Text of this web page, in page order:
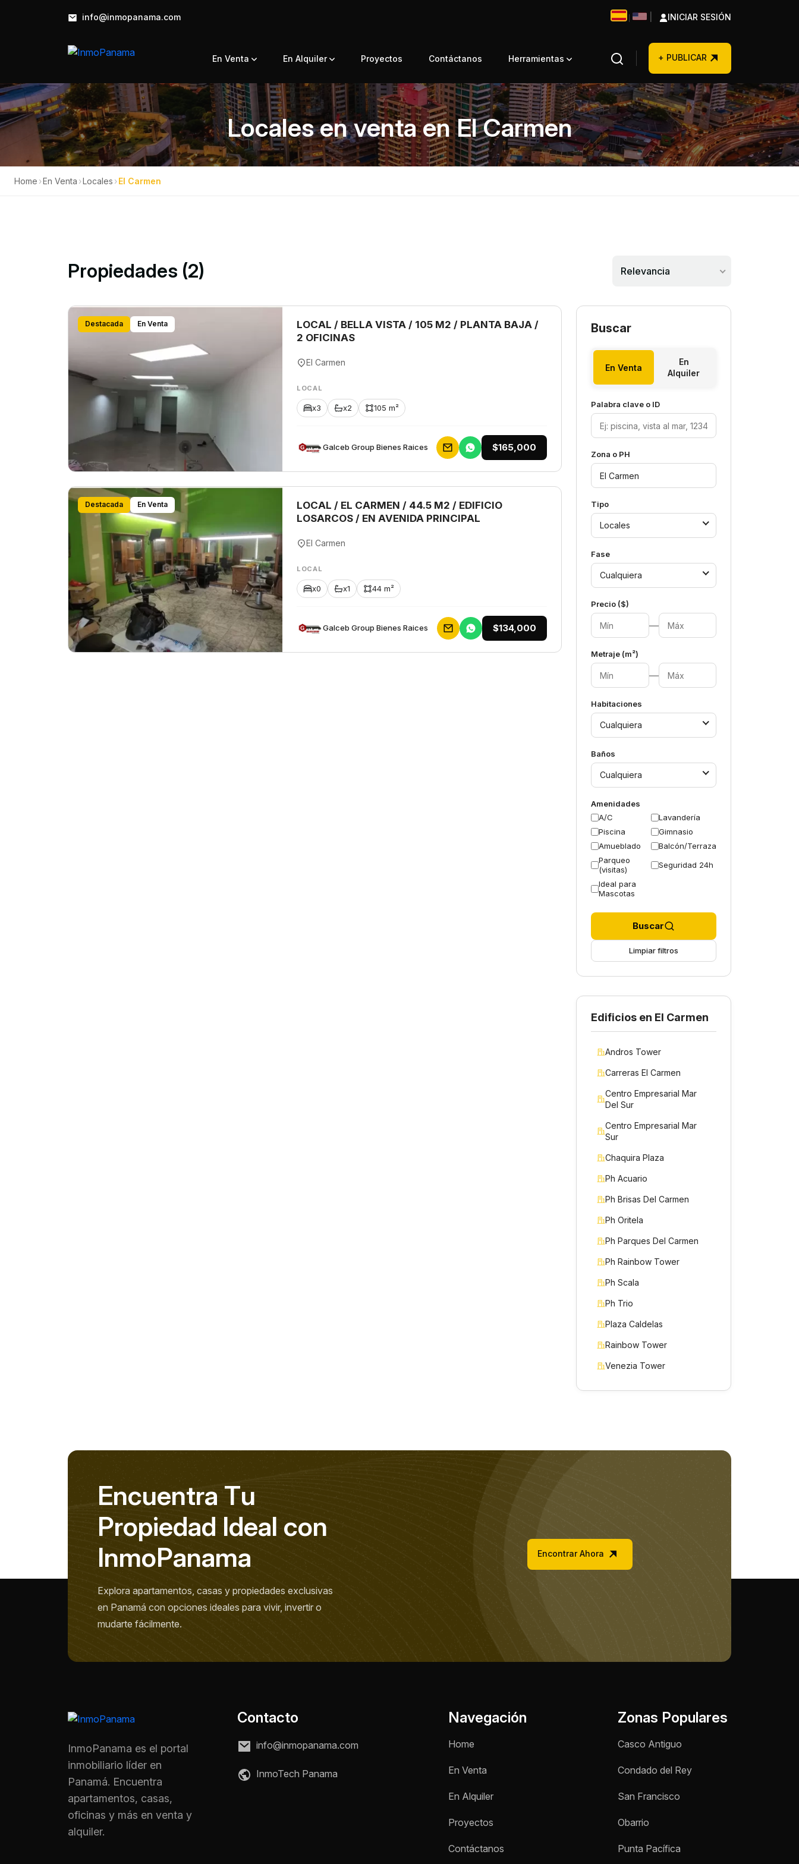
Selecciona una opción
Mensaje *
Enviar mensaje
info@inmopanama.com INICIAR SESIÓN
En Venta En Alquiler Proyectos Contáctanos Herramientas + PUBLICAR
Locales en venta en El Carmen
Home ›En Venta ›Locales ›El Carmen
Propiedades (2) Relevancia
Destacada En Venta
LOCAL / BELLA VISTA / 105 M2 / PLANTA BAJA /
2 OFICINAS
El Carmen
LOCAL
x3 x2 105 m²
Galceb Group Bienes Raices $165,000
Destacada En Venta
LOCAL / EL CARMEN / 44.5 M2 / EDIFICIO
LOSARCOS / EN AVENIDA PRINCIPAL
El Carmen
LOCAL
x0 x1 44 m²
Galceb Group Bienes Raices $134,000
Buscar
En Venta
En
Alquiler
Palabra clave o ID
Zona o PH
Tipo
Locales
Fase
Cualquiera
Precio ($)
—
Metraje (m²)
—
Habitaciones
Cualquiera
Baños
Cualquiera
Amenidades
A/C
Lavandería
Piscina
Gimnasio
Amueblado
Balcón/Terraza
Parqueo
(visitas)
Seguridad 24h
Ideal para
Mascotas
Buscar
Limpiar filtros
Edificios en El Carmen
Andros Tower
Carreras El Carmen
Centro Empresarial Mar
Del Sur
Centro Empresarial Mar
Sur
Chaquira Plaza
Ph Acuario
Ph Brisas Del Carmen
Ph Oritela
Ph Parques Del Carmen
Ph Rainbow Tower
Ph Scala
Ph Trio
Plaza Caldelas
Rainbow Tower
Venezia Tower
Encuentra Tu
Propiedad Ideal con
InmoPanama
Explora apartamentos, casas y propiedades exclusivas
en Panamá con opciones ideales para vivir, invertir o
mudarte fácilmente.
Encontrar Ahora
InmoPanama es el portal
inmobiliario líder en
Panamá. Encuentra
apartamentos, casas,
oficinas y más en venta y
alquiler.
Contacto
info@inmopanama.com
InmoTech Panama
Navegación
Home
En Venta
En Alquiler
Proyectos
Contáctanos
Zonas Populares
Casco Antiguo
Condado del Rey
San Francisco
Obarrio
Punta Pacífica